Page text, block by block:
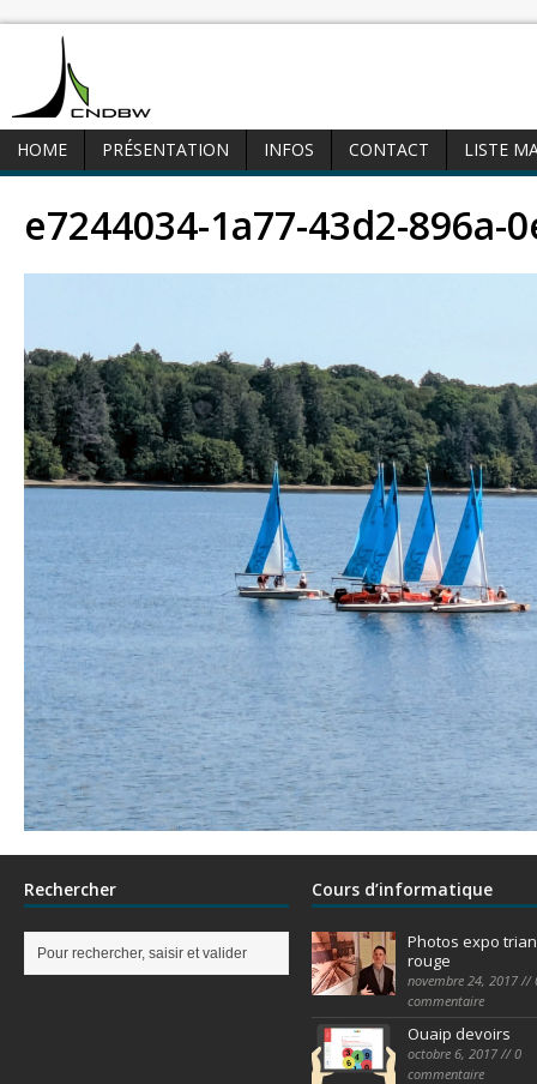
HOME PRÉSENTATION INFOS CONTACT LISTE
e7244034-1a77-43d2-896a-
Rechercher Cours d’informatique
Photos expo
rouge
novembre 24, 2017 //
commentaire
Ouaip devoirs
octobre 6, 2017 // 0
commentaire